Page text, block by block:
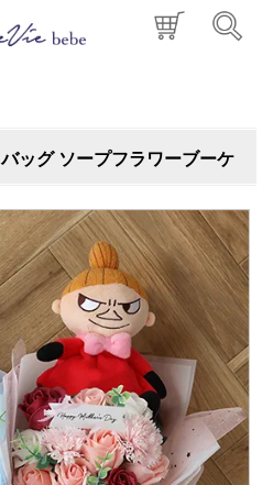
ッグ ソープフラワーブーケ